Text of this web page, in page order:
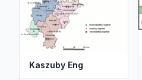
Kaszuby Eng